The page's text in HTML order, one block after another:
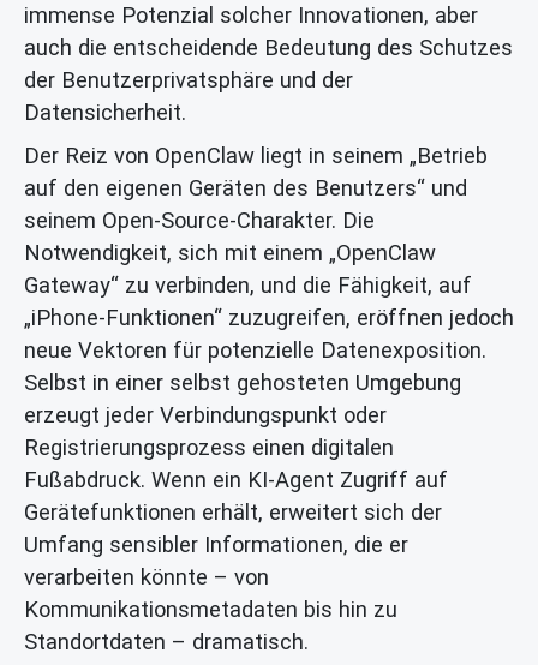
immense Potenzial solcher Innovationen, aber
auch die entscheidende Bedeutung des Schutzes
der Benutzerprivatsphäre und der
Datensicherheit.
Der Reiz von OpenClaw liegt in seinem „Betrieb
auf den eigenen Geräten des Benutzers“ und
seinem Open-Source-Charakter. Die
Notwendigkeit, sich mit einem „OpenClaw
Gateway“ zu verbinden, und die Fähigkeit, auf
„iPhone-Funktionen“ zuzugreifen, eröffnen jedoch
neue Vektoren für potenzielle Datenexposition.
Selbst in einer selbst gehosteten Umgebung
erzeugt jeder Verbindungspunkt oder
Registrierungsprozess einen digitalen
Fußabdruck. Wenn ein KI-Agent Zugriff auf
Gerätefunktionen erhält, erweitert sich der
Umfang sensibler Informationen, die er
verarbeiten könnte – von
Kommunikationsmetadaten bis hin zu
Standortdaten – dramatisch.